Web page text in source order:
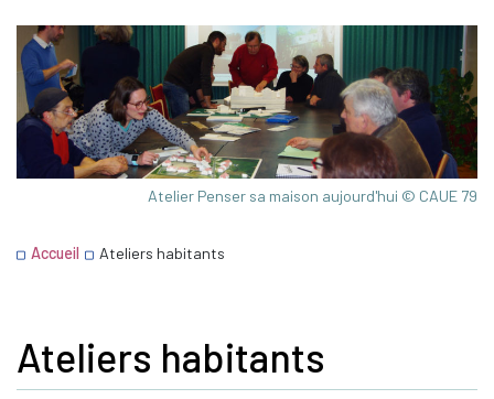
Atelier Penser sa maison aujourd'hui © CAUE 79
Accueil Ateliers habitants
Ateliers habitants